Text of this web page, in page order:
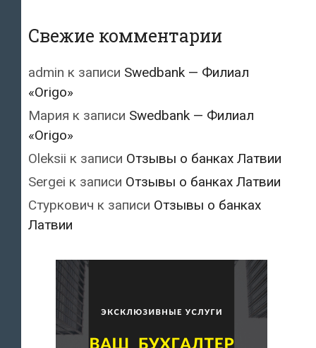
Свежие комментарии
admin к записи Swedbank — Филиал
«Origo»
Мария к записи Swedbank — Филиал
«Origo»
Oleksii к записи Отзывы о банках Латвии
Sergei к записи Отзывы о банках Латвии
Стуркович к записи Отзывы о банках
Латвии